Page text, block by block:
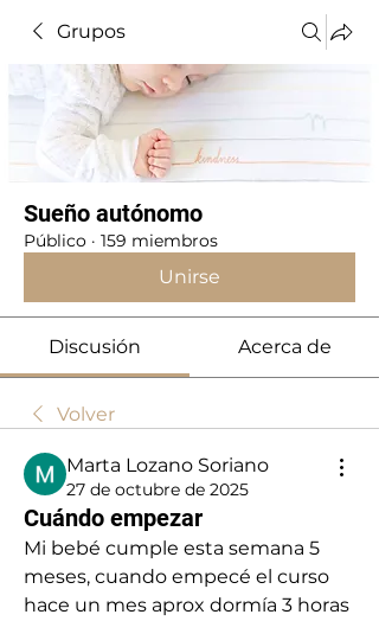
Grupos
Sueño autónomo
Público · 159 miembros
Unirse
Discusión Acerca de
Volver
Marta Lozano Soriano
27 de octubre de 2025
Cuándo empezar
Mi bebé cumple esta semana 5
meses, cuando empecé el curso
hace un mes aprox dormía 3 horas